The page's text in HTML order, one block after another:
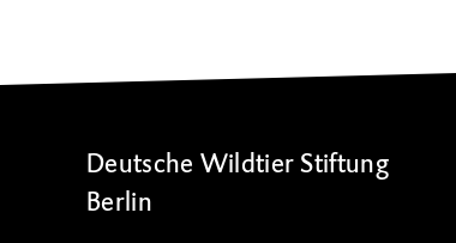
Deutsche Wildtier Stiftung
Berlin